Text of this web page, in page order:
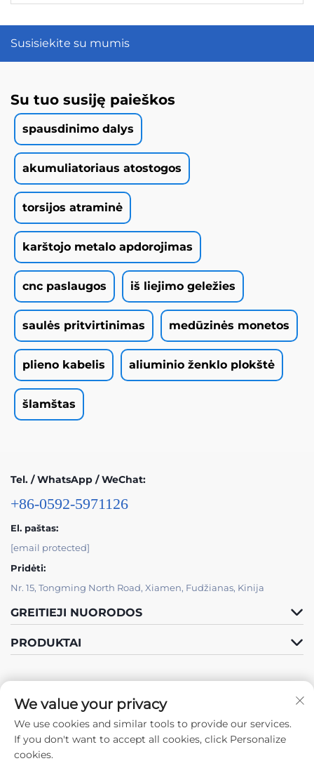
Susisiekite su mumis
Su tuo susiję paieškos
spausdinimo dalys
akumuliatoriaus atostogos
torsijos atraminė
karštojo metalo apdorojimas
cnc paslaugos iš liejimo geležies
saulės pritvirtinimas medūzinės monetos
plieno kabelis aliuminio ženklo plokštė
šlamštas
Tel. / WhatsApp / WeChat:
+86-0592-5971126
El. paštas:
[email protected]
Pridėti:
Nr. 15, Tongming North Road, Xiamen, Fudžianas, Kinija
GREITIEJI NUORODOS
PRODUKTAI
Sekite mus
We value your privacy
We use cookies and similar tools to provide our services.
If you don't want to accept all cookies, click Personalize
cookies.